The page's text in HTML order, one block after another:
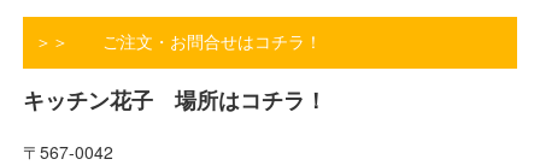
＞＞ ご注文・お問合せはコチラ！
キッチン花子 場所はコチラ！
〒567-0042